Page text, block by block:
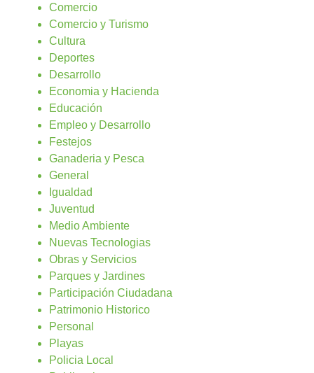
Comercio
Comercio y Turismo
Cultura
Deportes
Desarrollo
Economia y Hacienda
Educación
Empleo y Desarrollo
Festejos
Ganaderia y Pesca
General
Igualdad
Juventud
Medio Ambiente
Nuevas Tecnologias
Obras y Servicios
Parques y Jardines
Participación Ciudadana
Patrimonio Historico
Personal
Playas
Policia Local